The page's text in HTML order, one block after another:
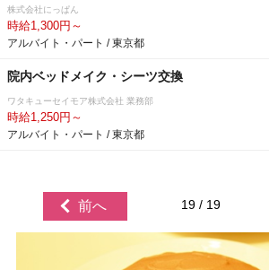
株式会社にっぱん
時給1,300円～
アルバイト・パート / 東京都
院内ベッドメイク・シーツ交換
ワタキューセイモア株式会社 業務部
時給1,250円～
アルバイト・パート / 東京都
前へ 19 / 19